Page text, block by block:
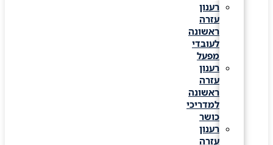
רענון
עזרה
ראשונה
לעובדי
מפעל
רענון
עזרה
ראשונה
למדריכי
כושר
רענון
עזרה